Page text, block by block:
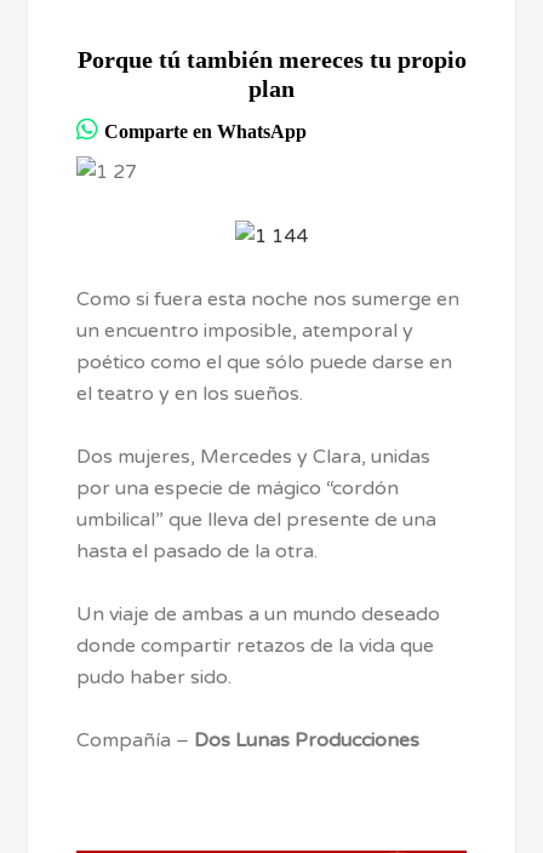
Porque tú también mereces tu propio
plan
Comparte en WhatsApp
Como si fuera esta noche nos sumerge en
un encuentro imposible, atemporal y
poético como el que sólo puede darse en
el teatro y en los sueños.
Dos mujeres, Mercedes y Clara, unidas
por una especie de mágico “cordón
umbilical” que lleva del presente de una
hasta el pasado de la otra.
Un viaje de ambas a un mundo deseado
donde compartir retazos de la vida que
pudo haber sido.
Compañía – Dos Lunas Producciones